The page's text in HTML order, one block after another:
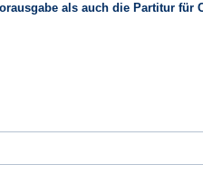
als auch die Partitur für